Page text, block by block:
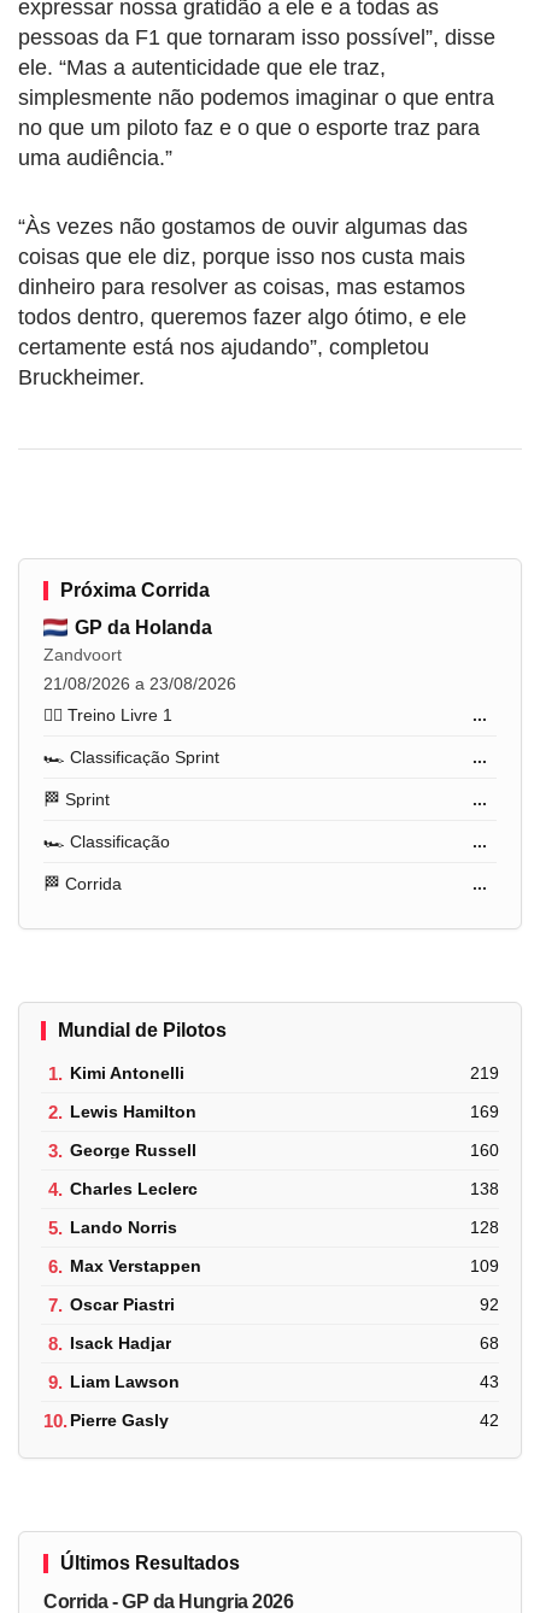
expressar nossa gratidão a ele e a todas as
pessoas da F1 que tornaram isso possível”, disse
ele. “Mas a autenticidade que ele traz,
simplesmente não podemos imaginar o que entra
no que um piloto faz e o que o esporte traz para
uma audiência.”
“Às vezes não gostamos de ouvir algumas das
coisas que ele diz, porque isso nos custa mais
dinheiro para resolver as coisas, mas estamos
todos dentro, queremos fazer algo ótimo, e ele
certamente está nos ajudando”, completou
Bruckheimer.
Próxima Corrida
GP da Holanda
Zandvoort
21/08/2026 a 23/08/2026
🏋️‍♂️ Treino Livre 1
...
🏎️ Classificação Sprint ...
🏁 Sprint ...
🏎️ Classificação ...
🏁 Corrida ...
Mundial de Pilotos
1. Kimi Antonelli 219
2. Lewis Hamilton 169
3. George Russell 160
4. Charles Leclerc 138
5. Lando Norris 128
6. Max Verstappen 109
7. Oscar Piastri 92
8. Isack Hadjar 68
9. Liam Lawson 43
10.Pierre Gasly 42
Últimos Resultados
Corrida - GP da Hungria 2026